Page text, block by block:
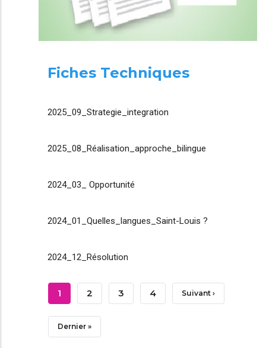
Fiches Techniques
2025_09_Strategie_integration
2025_08_Réalisation_approche_bilingue
2024_03_ Opportunité
2024_01_Quelles_langues_Saint-Louis ?
2024_12_Résolution
Pagination
Page
Courante
1 Page
2 Page
3 Page
4 Page
Suivant ›
Dernière
Dernier »